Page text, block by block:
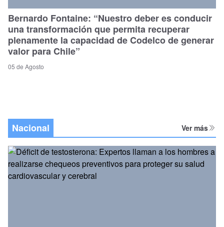
Bernardo Fontaine: “Nuestro deber es conducir
una transformación que permita recuperar
plenamente la capacidad de Codelco de generar
valor para Chile”
05 de Agosto
Nacional Ver más